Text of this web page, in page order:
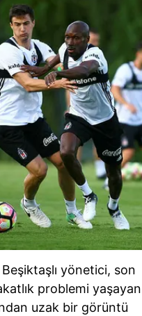
yönetici, son
problemi
uzak bir görüntü